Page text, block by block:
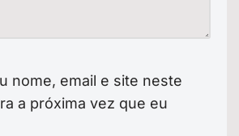
nome, email e site neste
a próxima vez que eu